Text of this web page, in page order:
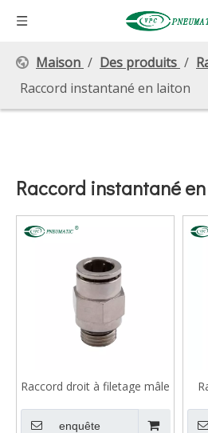
Maison / Des produits /
Raccord instantané en laiton
Raccord instantané
Raccord droit à filetage mâle
enquête